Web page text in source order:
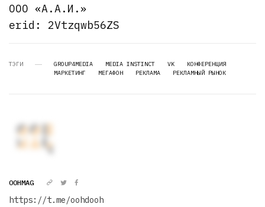
ООО «А.А.И.»
erid: 2Vtzqwb56ZS
ТЭГИ GROUP4MEDIA MEDIA INSTINCT VK
КОНФЕРЕНЦИЯ
МАРКЕТИНГ
МЕГАФОН РЕКЛАМА РЕКЛАМНЫЙ РЫНОК
OOHMAG
https://t.me/oohdooh